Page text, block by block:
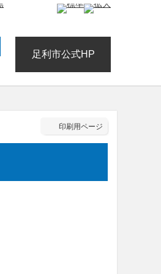
文字サイズ
足利市公式HP
印刷用ページ